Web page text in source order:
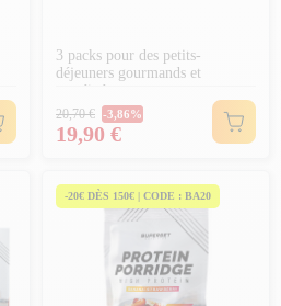
3 packs pour des petits-
déjeuners gourmands et
protéinés
Prix Normal
20,70 € -3,86%
Prix
19,90 €
-20€ DÈS 150€ | CODE : BA20